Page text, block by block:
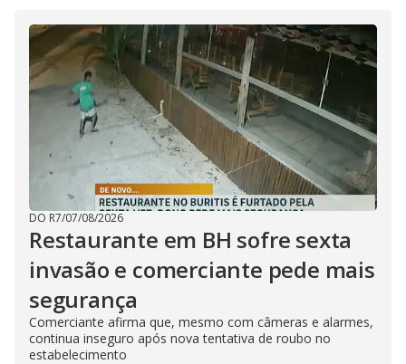
DO R7/07/08/2026
Restaurante em BH sofre sexta
invasão e comerciante pede mais
segurança
Comerciante afirma que, mesmo com câmeras e alarmes,
continua inseguro após nova tentativa de roubo no
estabelecimento